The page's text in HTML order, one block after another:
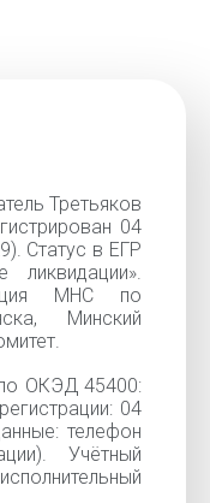
Третьяков
04
Статус в ЕГР
МНС по
Минский
ОКЭД 45400:
04
телефон
Учётный